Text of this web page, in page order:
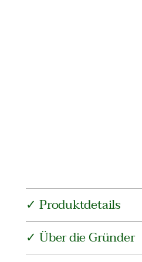
✓ Produktdetails
✓ Über die Gründer